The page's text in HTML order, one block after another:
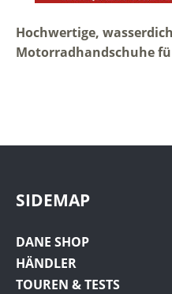
Hochwertige,
Motorradhandschuhe
SIDEMAP
DANE SHOP
HÄNDLER
TOUREN & TESTS